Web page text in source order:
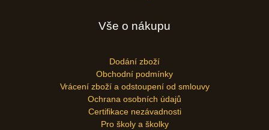
Vše o nákupu
Dodání zboží
Obchodní podmínky
Vrácení zboží a odstoupení od smlouvy
Ochrana osobních údajů
Certifikace nezávadnosti
Pro školy a školky